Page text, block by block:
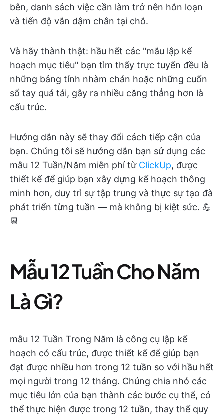
bên, danh sách việc cần làm trở nên hỗn loạn
và tiến độ vẫn dậm chân tại chỗ.
Và hãy thành thật: hầu hết các "mẫu lập kế
hoạch mục tiêu" bạn tìm thấy trực tuyến đều là
những bảng tính nhàm chán hoặc những cuốn
sổ tay quá tải, gây ra nhiều căng thẳng hơn là
cấu trúc.
Hướng dẫn này sẽ thay đổi cách tiếp cận của
bạn. Chúng tôi sẽ hướng dẫn bạn sử dụng các
mẫu 12 Tuần/Năm miễn phí từ ClickUp, được
thiết kế để giúp bạn xây dựng kế hoạch thông
minh hơn, duy trì sự tập trung và thực sự tạo đà
phát triển từng tuần — mà không bị kiệt sức. 💪
📆
Mẫu 12 Tuần Cho Năm
Là Gì?
mẫu 12 Tuần Trong Năm là công cụ lập kế
hoạch có cấu trúc, được thiết kế để giúp bạn
đạt được nhiều hơn trong 12 tuần so với hầu hết
mọi người trong 12 tháng. Chúng chia nhỏ các
mục tiêu lớn của bạn thành các bước cụ thể, có
thể thực hiện được trong 12 tuần, thay thế quy